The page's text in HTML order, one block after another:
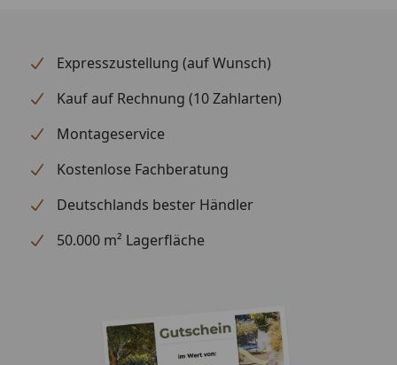
Expresszustellung (auf Wunsch)
Kauf auf Rechnung (10 Zahlarten)
Montageservice
Kostenlose Fachberatung
Deutschlands bester Händler
50.000 m² Lagerfläche